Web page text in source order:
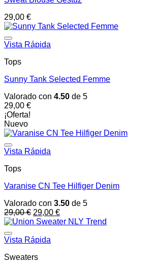
29,00 €
Vista Rápida
Tops
Sunny Tank Selected Femme
Valorado con 4.50 de 5
29,00 €
¡Oferta!
Nuevo
Vista Rápida
Tops
Varanise CN Tee Hilfiger Denim
Valorado con 3.50 de 5
29,00€ El
precio
era:
29,00 €El
precio
Vista Rápida
Sweaters